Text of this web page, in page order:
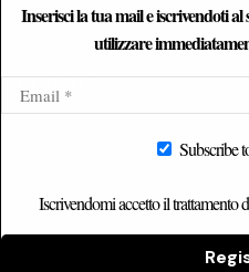
ETNICHOME
Catalogo
Contatti
Inserisci la tua mail e iscrivendoti
utilizzare
Subscribe
Iscrivendomi accetto il trattamento